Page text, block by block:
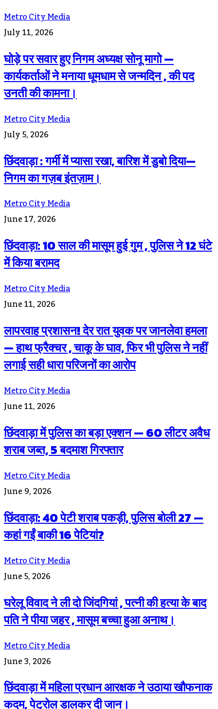
Metro City Media
July 11, 2026
घोड़े पर सवार हुए निगम अध्यक्ष सोनू मागो —
कार्यकर्ताओं ने मनाया धूमधाम से जन्मदिन , की पद
उनती की कामना।
Metro City Media
July 5, 2026
छिंदवाड़ा : गर्मी में प्यासा रखा, बारिश में डुबो दिया—
निगम का गज़ब इंतज़ाम।
Metro City Media
June 17, 2026
छिंदवाड़ा: 10 साल की मासूम हुई गुम , पुलिस ने 12 घंटे
में किया बरामद
Metro City Media
June 11, 2026
लापरवाह प्रशासन! देर रात युवक पर जानलेवा हमला
— हाथ फ्रैक्चर , चाकू के घाव, फिर भी पुलिस ने नहीं
लगाई सही धारा परिजनों का आरोप
Metro City Media
June 11, 2026
छिंदवाड़ा में पुलिस का बड़ा एक्शन — 60 लीटर अवैध
शराब जब्त, 5 बदमाश गिरफ्तार
Metro City Media
June 9, 2026
छिंदवाड़ा: 40 पेटी शराब पकड़ी, पुलिस बोली 27 —
कहां गईं बाकी 16 पेटियां?
Metro City Media
June 5, 2026
घरेलू विवाद ने ली दो जिंदगियां , पत्नी की हत्या के बाद
पति ने पीया जहर , मासूम बच्चा हुआ अनाथ।
Metro City Media
June 3, 2026
छिंदवाड़ा में महिला प्रधान आरक्षक ने उठाया खौफनाक
कदम, पेट्रोल डालकर दी जान।